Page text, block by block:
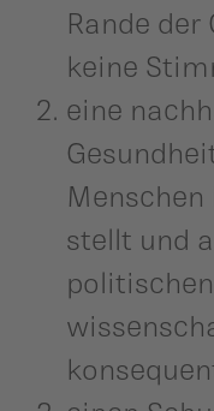
Rande der
keine
eine
stellt und